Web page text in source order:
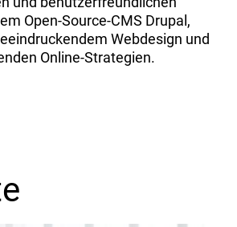
Open-Source-CMS Drupal,
Webdesign und
Online-Strategien.